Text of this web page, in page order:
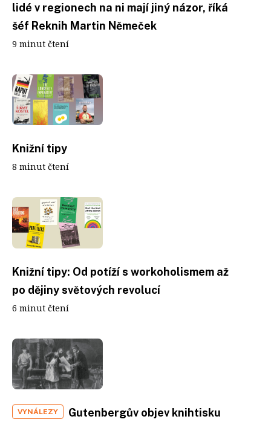
lidé v regionech na ni mají jiný názor, říká
šéf Reknih Martin Němeček
9 minut čtení
Knižní tipy
8 minut čtení
Knižní tipy: Od potíží s workoholismem až
po dějiny světových revolucí
6 minut čtení
VYNÁLEZY
Gutenbergův objev knihtisku